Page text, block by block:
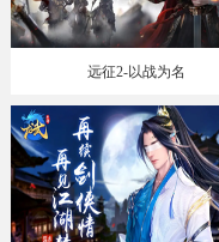
远征2-以战为名